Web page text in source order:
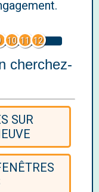
10 11 12
cherchez-
SUR